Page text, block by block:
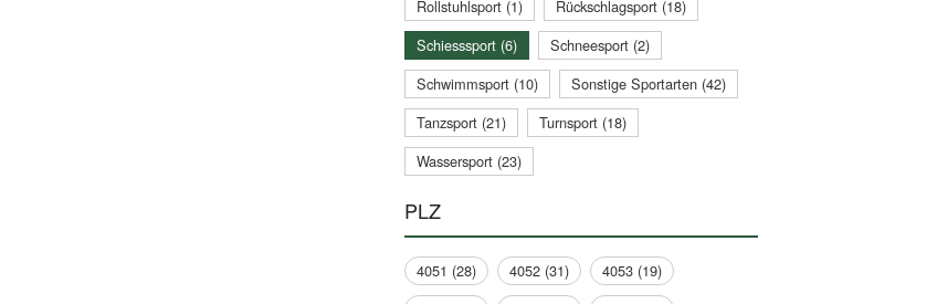
Rollstuhlsport (1)
Rückschlagsport (18)
Schiesssport (6)
Schneesport (2)
Schwimmsport (10)
Sonstige Sportarten (42)
Tanzsport (21)
Turnsport (18)
Wassersport (23)
PLZ
4051 (28) 4052 (31)
4053 (19)